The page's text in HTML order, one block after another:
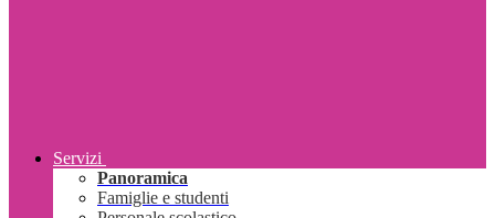
Servizi
Panoramica
Famiglie e studenti